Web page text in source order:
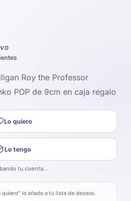
Roy the Professor
POP de 9cm en caja regalo
Lo quiero
Lo tengo
tu cuenta…
quiero” lo añade a tu lista de deseos.